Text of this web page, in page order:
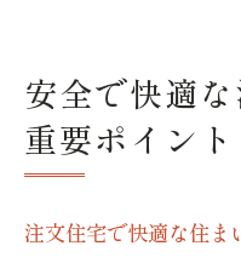
安全で快適
重要ポイント
注文住宅で快適な住ま